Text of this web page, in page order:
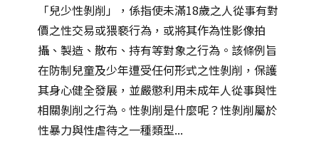
「兒少性剝削」，係指使未滿18歲之人從事有對
價之性交易或猥褻行為，或將其作為性影像拍
攝、製造、散布、持有等對象之行為。該條例旨
在防制兒童及少年遭受任何形式之性剝削，保護
其身心健全發展，並嚴懲利用未成年人從事與性
相關剝削之行為。性剝削是什麼呢？性剝削屬於
性暴力與性虐待之一種類型...